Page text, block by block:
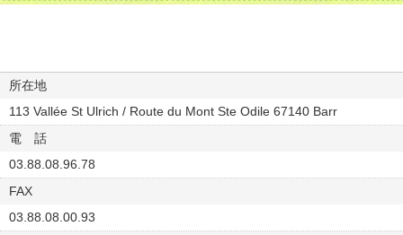
所在地
113 Vallée St Ulrich / Route du Mont Ste Odile 67140 Barr
電 話
03.88.08.96.78
FAX
03.88.08.00.93